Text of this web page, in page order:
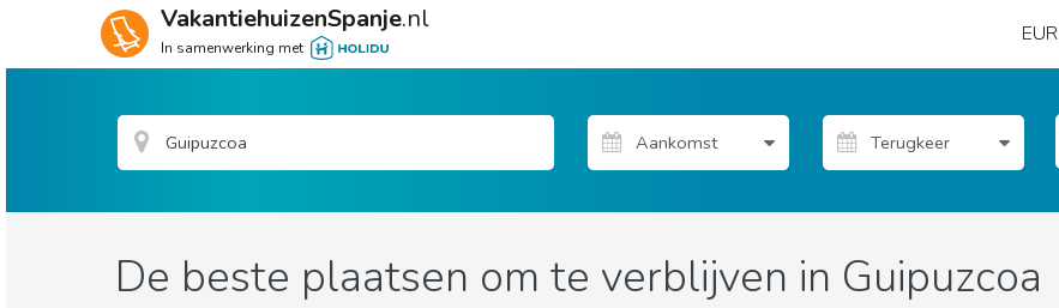
VakantiehuizenSpanje.nl
In samenwerking met
EUR
De beste plaatsen om te verblijven in Guipuzcoa